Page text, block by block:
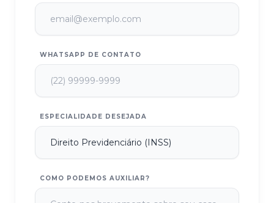
WHATSAPP DE CONTATO
ESPECIALIDADE DESEJADA
COMO PODEMOS AUXILIAR?